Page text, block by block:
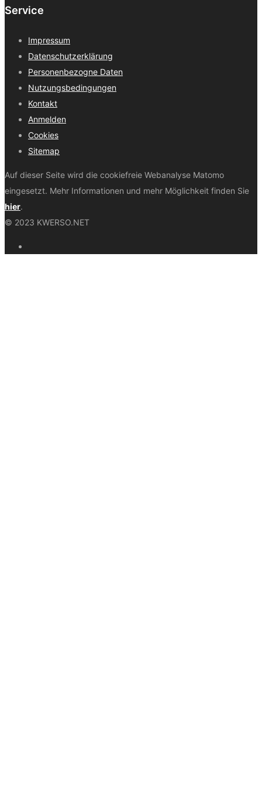
Service
Impressum
Datenschutzerklärung
Personenbezogne Daten
Nutzungsbedingungen
Kontakt
Anmelden
Cookies
Sitemap
Auf dieser Seite wird die cookiefreie Webanalyse Matomo
eingesetzt. Mehr Informationen und mehr Möglichkeit finden Sie
hier.
© 2023 KWERSO.NET